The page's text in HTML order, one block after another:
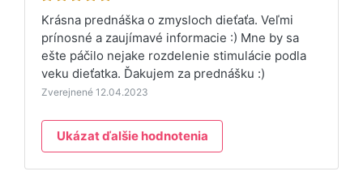
Krásna prednáška o zmysloch dieťaťa. Veľmi
prínosné a zaujímavé informacie :) Mne by sa
ešte páčilo nejake rozdelenie stimulácie podla
veku dieťatka. Ďakujem za prednášku :)
Zverejnené 12.04.2023
Ukázat ďalšie hodnotenia